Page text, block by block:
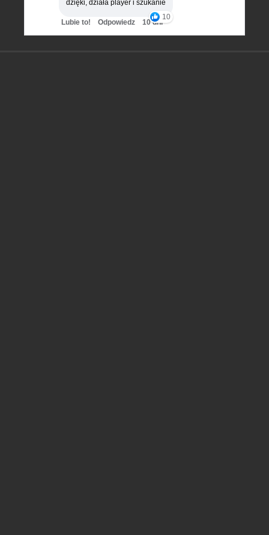
dzięki, działa player i szukanie
10
Lubie to! Odpowiedz 10 dni